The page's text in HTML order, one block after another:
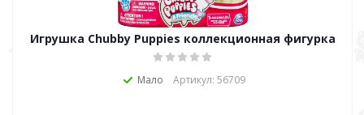
Игрушка Chubby Puppies коллекционная фигурка
Мало Артикул: 56709